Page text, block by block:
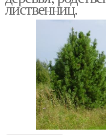
лиственниц.